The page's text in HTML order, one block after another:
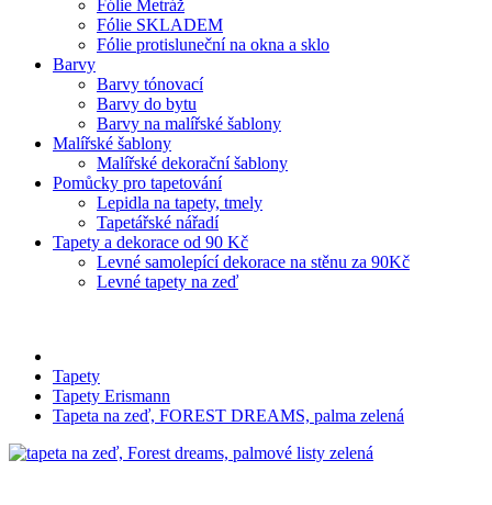
Fólie Metráž
Fólie SKLADEM
Fólie protisluneční na okna a sklo
Barvy
Barvy tónovací
Barvy do bytu
Barvy na malířské šablony
Malířské šablony
Malířské dekorační šablony
Pomůcky pro tapetování
Lepidla na tapety, tmely
Tapetářské nářadí
Tapety a dekorace od 90 Kč
Levné samolepící dekorace na stěnu za 90Kč
Levné tapety na zeď
Tapety
Tapety Erismann
Tapeta na zeď, FOREST DREAMS, palma zelená